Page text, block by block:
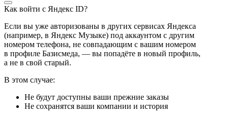
Как войти с Яндекс ID?
Если вы уже авторизованы в других сервисах Яндекса
(например, в Яндекс Музыке) под аккаунтом с другим
номером телефона, не совпадающим с вашим номером
в профиле Базисмеда, — вы попадёте в новый профиль,
а не в свой старый.
В этом случае:
Не будут доступны ваши прежние заказы
Не сохранятся ваши компании и история